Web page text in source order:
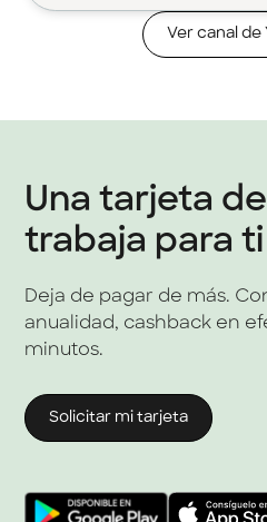
Ver canal de
Una tarjeta
trabaja para ti
Deja de pagar de más.
anualidad, cashback en
minutos.
Solicitar mi tarjeta